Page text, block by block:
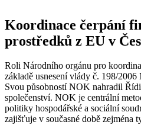
Koordinace čerpání
prostředků z EU v
Roli Národního orgánu pro
základě usnesení vlády č. 198/
Svou působností NOK nahradil
společenství. NOK je centrální
politiky hospodářské a sociální
zajišťuje v současné době zejména